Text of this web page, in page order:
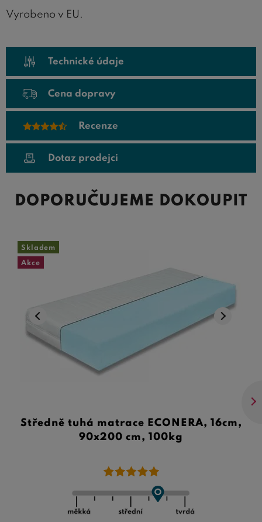
Vyrobeno v EU.
Technické údaje
Cena dopravy
Recenze
Dotaz prodejci
DOPORUČUJEME DOKOUPIT
Skladem
Akce
Středně tuhá matrace ECONERA, 16cm,
90x200 cm, 100kg